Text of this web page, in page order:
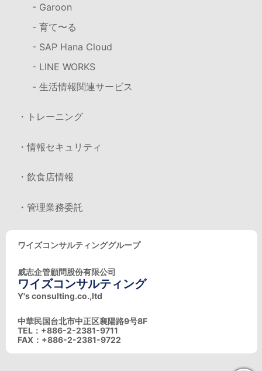
- Garoon
- 育て〜る
- SAP Hana Cloud
- LINE WORKS
- 生活情報関連サービス
・トレーニング
・情報セキュリティ
・飲食店情報
・管理業務委託
ワイズコンサルティンググループ
威志企管顧問股份有限公司
ワイズコンサルティング
Y's consulting.co.,ltd
中華民国台北市中正区襄陽路9号8F
TEL：+886-2-2381-9711
FAX：+886-2-2381-9722